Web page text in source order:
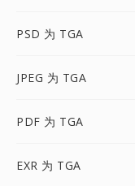
PSD 为 TGA
JPEG 为 TGA
PDF 为 TGA
EXR 为 TGA